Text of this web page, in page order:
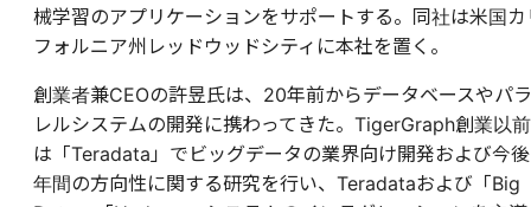
械学習のアプリケーションをサポートする。同社は米国カ
フォルニア州レッドウッドシティに本社を置く。
創業者兼CEOの許昱氏は、20年前からデータベースやパラ
レルシステムの開発に携わってきた。TigerGraph創業以前
は「Teradata」でビッグデータの業界向け開発および今
年間の方向性に関する研究を行い、Teradataおよび「Big